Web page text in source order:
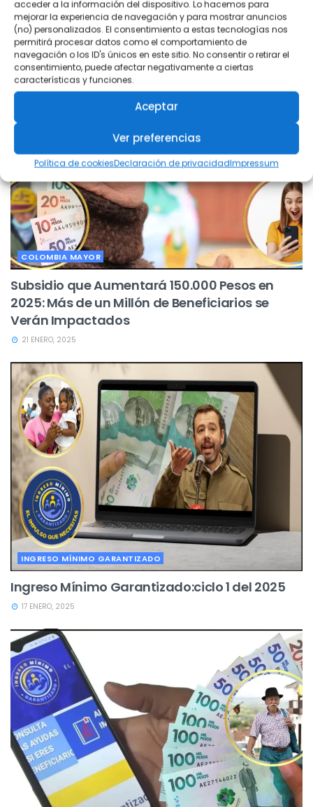
acceder a la información del dispositivo. Lo hacemos para
mejorar la experiencia de navegación y para mostrar anuncios
(no) personalizados. El consentimiento a estas tecnologías nos
permitirá procesar datos como el comportamiento de
navegación o los ID's únicos en este sitio. No consentir o retirar el
consentimiento, puede afectar negativamente a ciertas
características y funciones.
Aceptar
Ver preferencias
Política de cookiesDeclaración de privacidadImpressum
RelatedPosts
COLOMBIA MAYOR
Subsidio que Aumentará 150.000 Pesos en
2025: Más de un Millón de Beneficiarios se
Verán Impactados
21 ENERO, 2025
INGRESO MÍNIMO GARANTIZADO
Ingreso Mínimo Garantizado:ciclo 1 del 2025
17 ENERO, 2025